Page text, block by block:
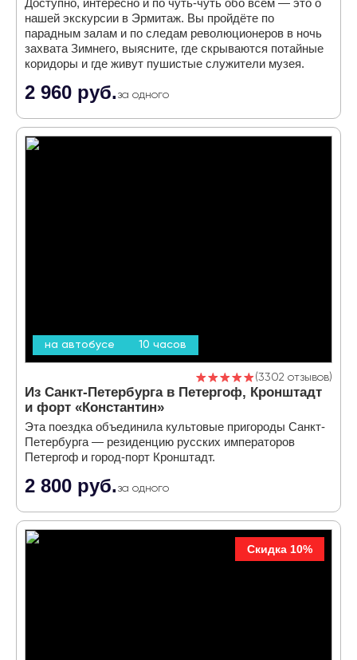
Доступно, интересно и по чуть-чуть обо всём — это о
нашей экскурсии в Эрмитаж. Вы пройдёте по
парадным залам и по следам революционеров в ночь
захвата Зимнего, выясните, где скрываются потайные
коридоры и где живут пушистые служители музея.
2 960 руб. за одного
на автобусе 10 часов
3302 отзывов
Из Санкт-Петербурга в Петергоф, Кронштадт
и форт «Константин»
Эта поездка объединила культовые пригороды Санкт-
Петербурга — резиденцию русских императоров
Петергоф и город-порт Кронштадт.
2 800 руб. за одного
Скидка 10%